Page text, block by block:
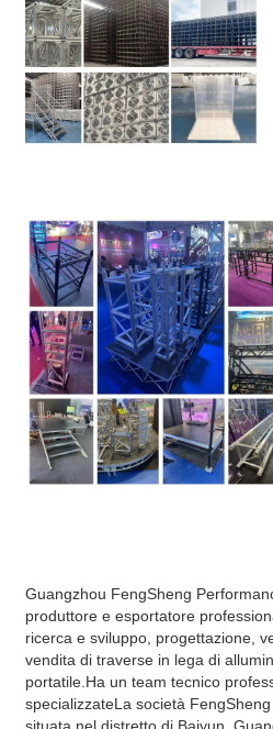
Guangzhou FengSheng
produttore e esportatore
ricerca e sviluppo, progettazione,
vendita di traverse in lega di
portatile.Ha un team tecnico
specializzateLa società